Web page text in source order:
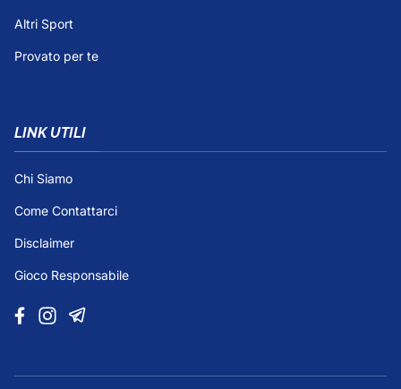
Altri Sport
Provato per te
LINK UTILI
Chi Siamo
Come Contattarci
Disclaimer
Gioco Responsabile